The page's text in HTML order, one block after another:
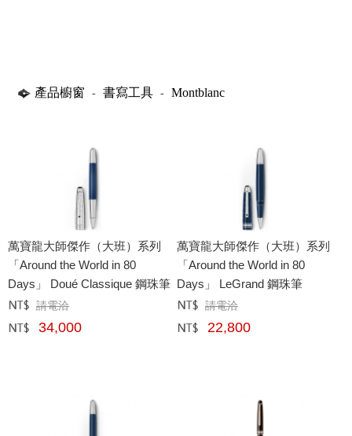
產品櫥窗 - 書寫工具 - Montblanc
萬寶龍大師傑作（大班）系列
「Around the World in 80
Days」 Doué Classique 鋼珠筆
定價﹕請電洽
網購﹕ 34,000
萬寶龍大師傑作（大班）系列
「Around the World in 80
Days」 LeGrand 鋼珠筆
定價﹕ 請電洽
網購﹕ 22,800